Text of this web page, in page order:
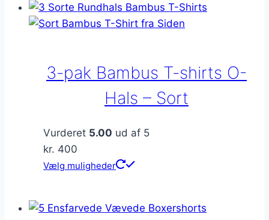
flere
varianter.
vælges
på
varesiden
3-pak Bambus T-shirts O-
Hals – Sort
Vurderet 5.00 ud af 5
kr. 400
Vælg muligheder
Dette
flere